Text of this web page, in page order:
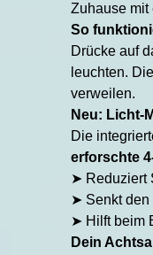
Zuhause mit
So
Drücke auf
leuchten.
verweilen.
Neu: Licht-
Die
erforschte
➤ Reduziert
➤ Senkt den
➤ Hilft beim
Dein